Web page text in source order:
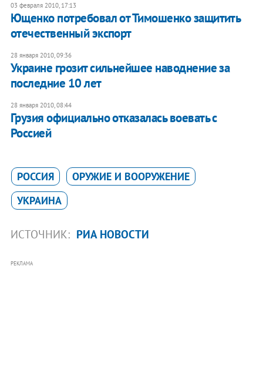
03 февраля 2010, 17:13
Ющенко потребовал от Тимошенко защитить
отечественный экспорт
28 января 2010, 09:36
Украине грозит сильнейшее наводнение за
последние 10 лет
28 января 2010, 08:44
Грузия официально отказалась воевать с
Россией
РОССИЯ
ОРУЖИЕ И ВООРУЖЕНИЕ
УКРАИНА
ИСТОЧНИК: РИА НОВОСТИ
РЕКЛАМА